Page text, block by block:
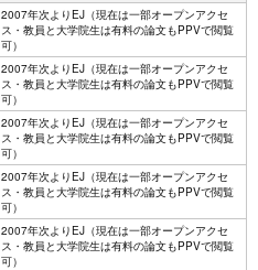
2007年次よりEJ（現在は一部オープンアクセ
ス・教員と大学院生は有料の論文もPPVで閲覧
可）
2007年次よりEJ（現在は一部オープンアクセ
ス・教員と大学院生は有料の論文もPPVで閲覧
可）
2007年次よりEJ（現在は一部オープンアクセ
ス・教員と大学院生は有料の論文もPPVで閲覧
可）
2007年次よりEJ（現在は一部オープンアクセ
ス・教員と大学院生は有料の論文もPPVで閲覧
可）
2007年次よりEJ（現在は一部オープンアクセ
ス・教員と大学院生は有料の論文もPPVで閲覧
可）